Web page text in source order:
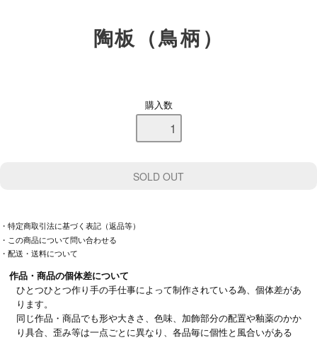
陶板（鳥柄）
購入数
・特定商取引法に基づく表記（返品等）
・この商品について問い合わせる
・配送・送料について
作品・商品の個体差について
ひとつひとつ作り手の手仕事によって制作されている為、個体差があ
ります。
同じ作品・商品でも形や大きさ、色味、加飾部分の配置や釉薬のかか
り具合、歪み等は一点ごとに異なり、各品毎に個性と風合いがある